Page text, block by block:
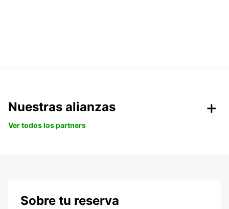
Nuestras alianzas
Ver todos los partners
Sobre tu reserva